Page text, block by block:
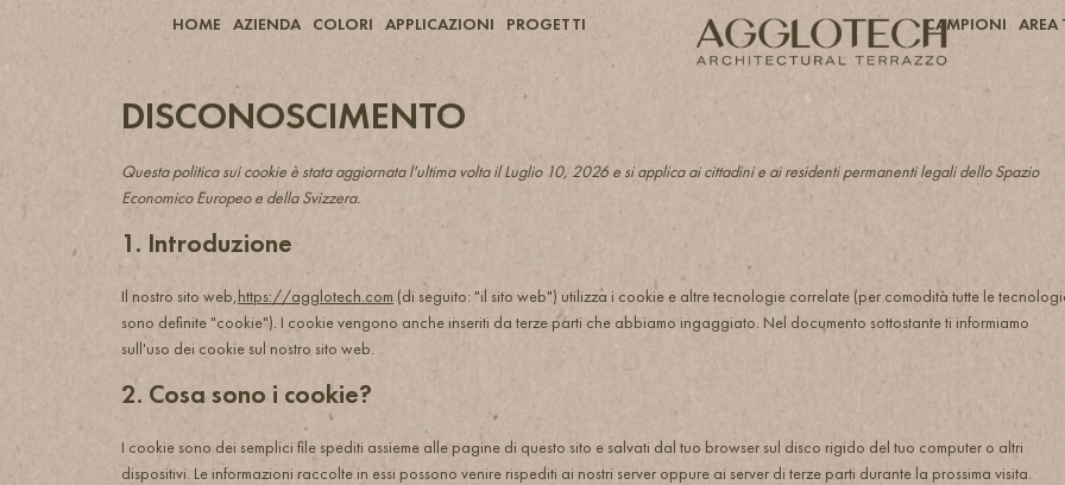
HOME AZIENDA COLORI APPLICAZIONI PROGETTI CAMPIONI AREA
DISCONOSCIMENTO
Questa politica sui cookie è stata aggiornata l'ultima volta il Luglio 10, 2026 e si applica ai cittadini e ai residenti permanenti legali dello Spazio
Economico Europeo e della Svizzera.
1. Introduzione
Il nostro sito web,https://agglotech.com (di seguito: "il sito web") utilizza i cookie e altre tecnologie correlate (per comodità tutte le
sono definite "cookie"). I cookie vengono anche inseriti da terze parti che abbiamo ingaggiato. Nel documento sottostante ti informiamo
sull'uso dei cookie sul nostro sito web.
2. Cosa sono i cookie?
I cookie sono dei semplici file spediti assieme alle pagine di questo sito e salvati dal tuo browser sul disco rigido del tuo computer o altri
dispositivi. Le informazioni raccolte in essi possono venire rispediti ai nostri server oppure ai server di terze parti durante la prossima visita.